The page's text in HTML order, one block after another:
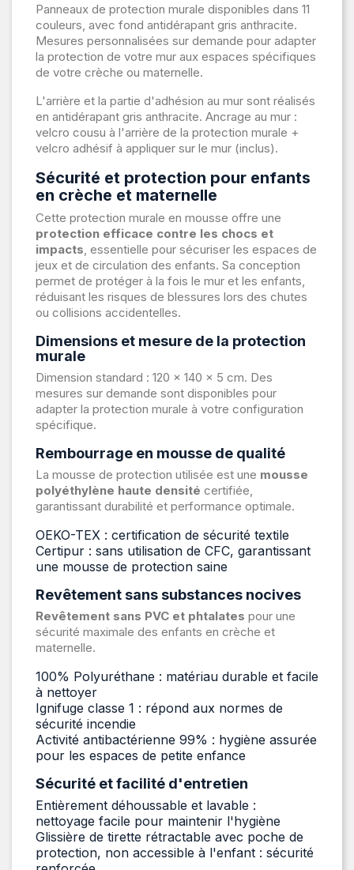
Panneaux de protection murale disponibles dans 11
couleurs, avec fond antidérapant gris anthracite.
Mesures personnalisées sur demande pour adapter
la protection de votre mur aux espaces spécifiques
de votre crèche ou maternelle.
L'arrière et la partie d'adhésion au mur sont réalisés
en antidérapant gris anthracite. Ancrage au mur :
velcro cousu à l'arrière de la protection murale +
velcro adhésif à appliquer sur le mur (inclus).
Sécurité et protection pour enfants
en crèche et maternelle
Cette protection murale en mousse offre une
protection efficace contre les chocs et
impacts, essentielle pour sécuriser les espaces de
jeux et de circulation des enfants. Sa conception
permet de protéger à la fois le mur et les enfants,
réduisant les risques de blessures lors des chutes
ou collisions accidentelles.
Dimensions et mesure de la protection
murale
Dimension standard : 120 x 140 x 5 cm. Des
mesures sur demande sont disponibles pour
adapter la protection murale à votre configuration
spécifique.
Rembourrage en mousse de qualité
La mousse de protection utilisée est une mousse
polyéthylène haute densité certifiée,
garantissant durabilité et performance optimale.
OEKO-TEX : certification de sécurité textile
Certipur : sans utilisation de CFC, garantissant
une mousse de protection saine
Revêtement sans substances nocives
Revêtement sans PVC et phtalates pour une
sécurité maximale des enfants en crèche et
maternelle.
100% Polyuréthane : matériau durable et facile
à nettoyer
Ignifuge classe 1 : répond aux normes de
sécurité incendie
Activité antibactérienne 99% : hygiène assurée
pour les espaces de petite enfance
Sécurité et facilité d'entretien
Entièrement déhoussable et lavable :
nettoyage facile pour maintenir l'hygiène
Glissière de tirette rétractable avec poche de
protection, non accessible à l'enfant : sécurité